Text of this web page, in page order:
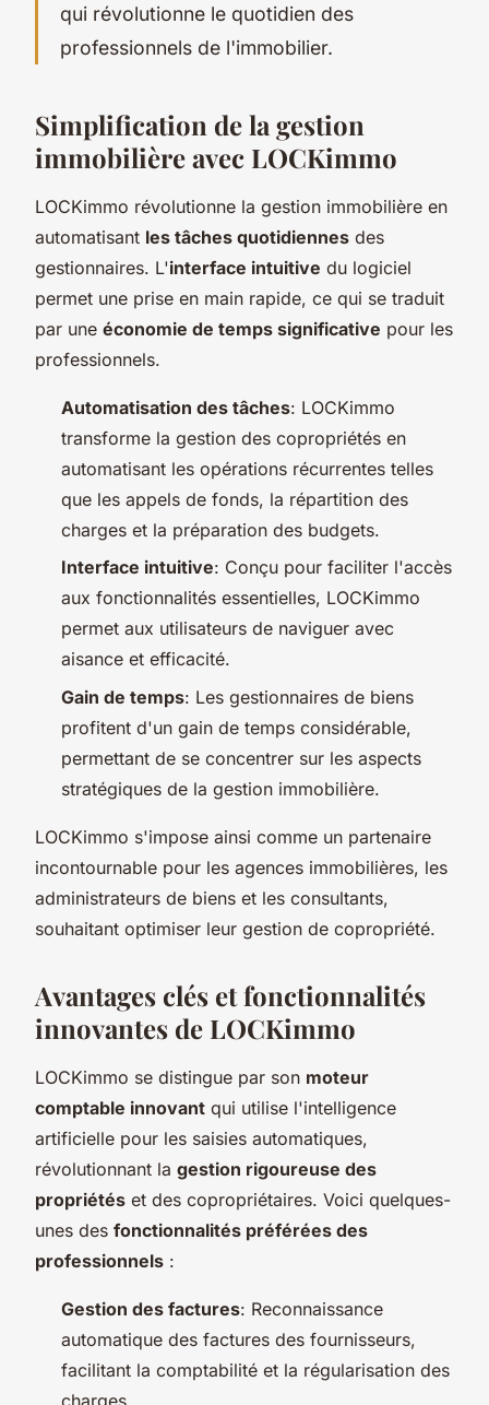
qui révolutionne le quotidien des
professionnels de l'immobilier.
Simplification de la gestion
immobilière avec LOCKimmo
LOCKimmo révolutionne la gestion immobilière en
automatisant les tâches quotidiennes des
gestionnaires. L'interface intuitive du logiciel
permet une prise en main rapide, ce qui se traduit
par une économie de temps significative pour les
professionnels.
Automatisation des tâches: LOCKimmo
transforme la gestion des copropriétés en
automatisant les opérations récurrentes telles
que les appels de fonds, la répartition des
charges et la préparation des budgets.
Interface intuitive: Conçu pour faciliter l'accès
aux fonctionnalités essentielles, LOCKimmo
permet aux utilisateurs de naviguer avec
aisance et efficacité.
Gain de temps: Les gestionnaires de biens
profitent d'un gain de temps considérable,
permettant de se concentrer sur les aspects
stratégiques de la gestion immobilière.
LOCKimmo s'impose ainsi comme un partenaire
incontournable pour les agences immobilières, les
administrateurs de biens et les consultants,
souhaitant optimiser leur gestion de copropriété.
Avantages clés et fonctionnalités
innovantes de LOCKimmo
LOCKimmo se distingue par son moteur
comptable innovant qui utilise l'intelligence
artificielle pour les saisies automatiques,
révolutionnant la gestion rigoureuse des
propriétés et des copropriétaires. Voici quelques-
unes des fonctionnalités préférées des
professionnels :
Gestion des factures: Reconnaissance
automatique des factures des fournisseurs,
facilitant la comptabilité et la régularisation des
charges.